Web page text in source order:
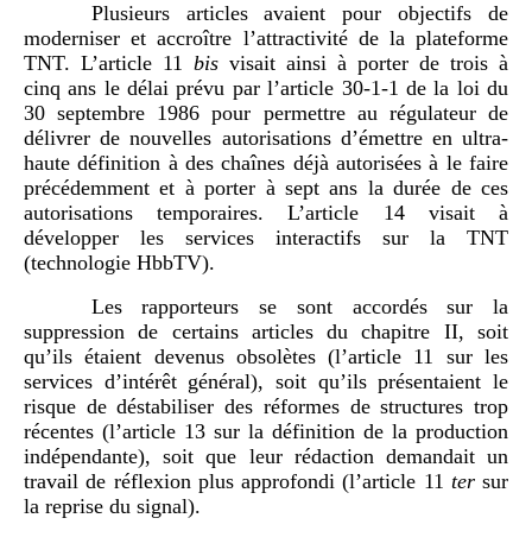
Plusieurs articles avaient pour objectifs de
moderniser et accroître l’attractivité de la plateforme
TNT. L’article 11 bis visait ainsi à porter de trois à
cinq ans le délai prévu par l’article 30-1-1 de la loi du
30 septembre 1986 pour permettre au régulateur de
délivrer de nouvelles autorisations d’émettre en ultra-
haute définition à des chaînes déjà autorisées à le faire
précédemment et à porter à sept ans la durée de ces
autorisations temporaires. L’article 14 visait à
développer les services interactifs sur la TNT
(technologie HbbTV).
Les rapporteurs se sont accordés sur la
suppression de certains articles du chapitre II, soit
qu’ils étaient devenus obsolètes (l’article 11 sur les
services d’intérêt général), soit qu’ils présentaient le
risque de déstabiliser des réformes de structures trop
récentes (l’article 13 sur la définition de la production
indépendante), soit que leur rédaction demandait un
travail de réflexion plus approfondi (l’article 11 tersur
la reprise du signal).